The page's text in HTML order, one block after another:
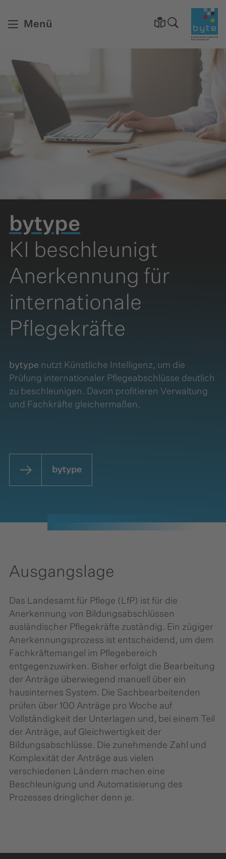
Menü
bytype
KI beschleunigt
Anerkennung für
internationale
Pflegekräfte
bytype nutzt Künstliche Intelligenz, um die
Prüfung internationaler Pflegeabschlüsse deutlich
zu beschleunigen. Davon profitieren Verwaltung
und Fachkräfte gleichermaßen.
bytype
Ausgangslage
Das Landesamt für Pflege (LfP) ist für die
Anerkennung von Bildungsabschlüssen
ausländischer Pflegekräfte zuständig. Ein zügiger
Anerkennungsprozess ist entscheidend, um dem
Fachkräftemangel im Pflegebereich
entgegenzuwirken. Bisher erfolgt die Bearbeitung
der Anträge überwiegend manuell über ein
hausinternes System. Die Sachbearbeitenden
prüfen über 100 Anträge pro Woche auf
Vollständigkeit der Unterlagen und, bei einem Teil
der Anträge, auf Gleichwertigkeit der
Bildungsabschlüsse. Die zunehmende Zahl und
Komplexität der Anträge aus vielen
verschiedenen Ländern machen eine
Beschleunigung und Automatisierung des
Prozesses dringlicher denn je.